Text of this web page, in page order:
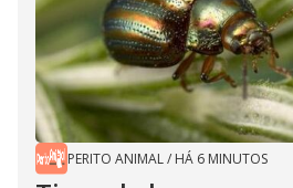
d
e
PERITO ANIMAL/ HÁ 6 MINUTOS